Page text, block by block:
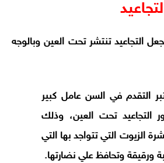
التجاعيد تنتشر تحت العين وبالوجه
التقدم في السن عامل كبير
التجاعيد تحت العين، وذلك
الزيوت التي تتواجد بها التي
ورقيقة وتحافظ علي نضارتها.